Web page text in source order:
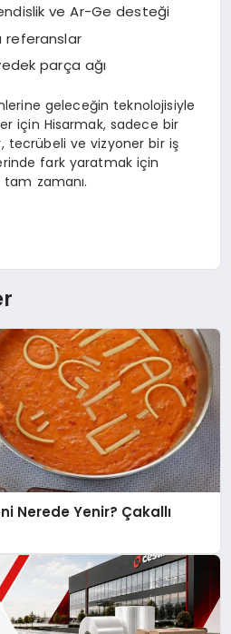
ve Ar-Ge desteği
referanslar
parça ağı
geleceğin teknolojisiyle
için Hisarmak, sadece bir
tecrübeli ve vizyoner bir iş
fark yaratmak için
tam zamanı.
Nerede Yenir? Çakallı